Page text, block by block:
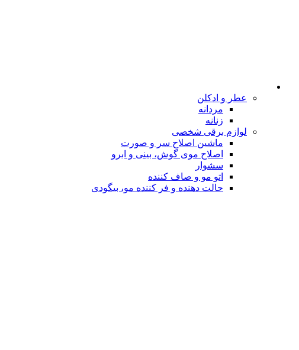
عطر و ادکلن
مردانه
زنانه
لوازم برقی شخصی
ماشین اصلاح سر و صورت
اصلاح موی گوش، بینی و ابرو
سشوار
اتو مو و صاف کننده
حالت دهنده و فر کننده مو، بیگودی